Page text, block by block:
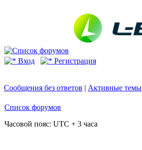
Вход Регистрация
Сообщения без ответов | Активные темы
Список форумов
Часовой пояс: UTC + 3 часа